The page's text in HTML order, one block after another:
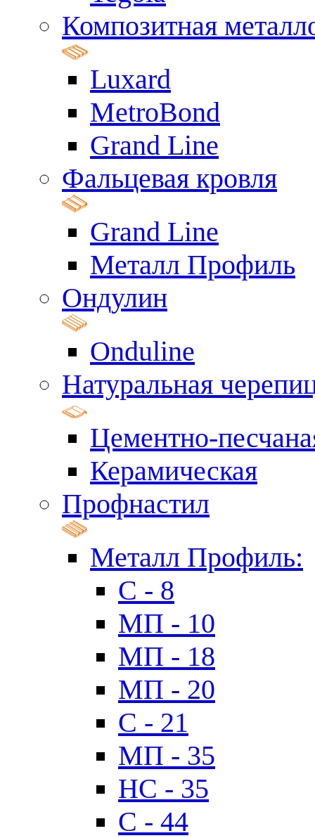
Композитная
Luxard
MetroBond
Grand Line
Фальцевая кровля
Grand Line
Металл Профиль
Ондулин
Onduline
Натуральная
Цементно-
Керамическая
Профнастил
Металл Профиль:
C - 8
МП - 10
МП - 18
МП - 20
C - 21
МП - 35
HC - 35
C - 44